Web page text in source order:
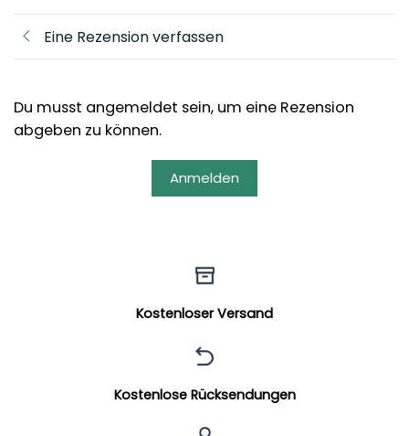
Eine Rezension verfassen
Du musst angemeldet sein, um eine Rezension
abgeben zu können.
Anmelden
Kostenloser Versand
Kostenlose Rücksendungen